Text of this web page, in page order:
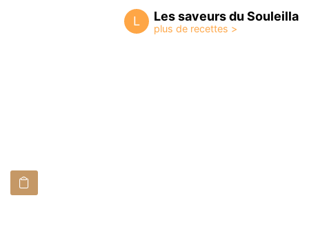
L Les saveurs du Souleilla